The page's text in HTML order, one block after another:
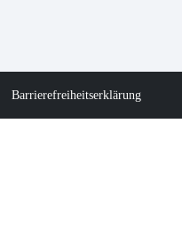
Barrierefreiheitserklärung